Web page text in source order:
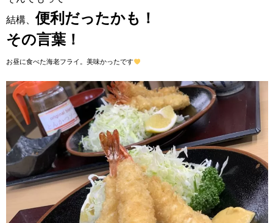
結構、便利だったかも！
その言葉！
お昼に食べた海老フライ。美味かったです